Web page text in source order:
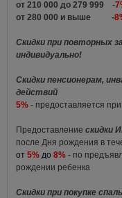
от 210 000 до 279 999 -
от 280 000 и выше -
Скидки при повторных
индивидуально!
Скидки пенсионерам,
действий
5% - предоставляется
Предоставление скидки
после Дня рождения в
от 5% до 8% - по
рождении ребенка
Скидки при покупке